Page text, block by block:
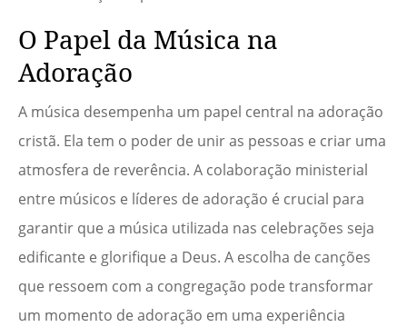
O Papel da Música na
Adoração
A música desempenha um papel central na adoração
cristã. Ela tem o poder de unir as pessoas e criar uma
atmosfera de reverência. A colaboração ministerial
entre músicos e líderes de adoração é crucial para
garantir que a música utilizada nas celebrações seja
edificante e glorifique a Deus. A escolha de canções
que ressoem com a congregação pode transformar
um momento de adoração em uma experiência